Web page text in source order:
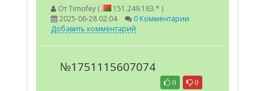
ОтTimofey (
151.249.183.* )
2025-06-28 02:04
0 Комментарии
Добавить комментарий
№1751115607074
0
0